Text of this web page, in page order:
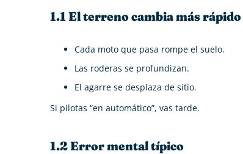
1.1 El terreno cambia más
Cada moto que pasa rompe el suelo.
Las roderas se profundizan.
El agarre se desplaza de sitio.
Si pilotas “en automático”, vas tarde.
1.2 Error mental típico